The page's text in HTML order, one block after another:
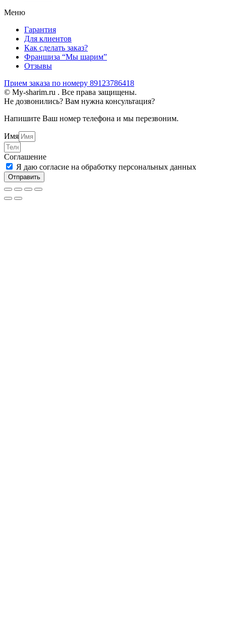
Меню
Гарантия
Для клиентов
Как сделать заказ?
Франшиза “Мы шарим”
Отзывы
Прием заказа по номеру 89123786418
© My-sharim.ru . Все права защищены.
Не дозвонились? Вам нужна консультация?
Напишите Ваш номер телефона и мы перезвоним.
Имя
Соглашение
Я даю согласие на обработку персональных данных
Отправить